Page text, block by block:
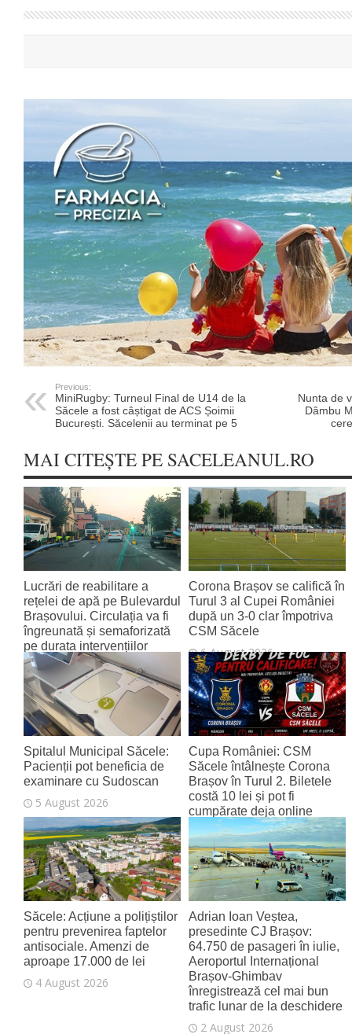
Previous:
MiniRugby: Turneul Final de U14 de la
Săcele a fost câștigat de ACS Șoimii
București. Săcelenii au terminat pe 5
Nunta de
Dâmbu
MAI CITEȘTE PE SACELEANUL.RO
Lucrări de reabilitare a
rețelei de apă pe Bulevardul
Brașovului. Circulația va fi
îngreunată și semaforizată
pe durata intervențiilor
6 August 2026
Corona Brașov se califică în
Turul 3 al Cupei României
după un 3-0 clar împotriva
CSM Săcele
6 August 2026
Spitalul Municipal Săcele:
Pacienții pot beneficia de
examinare cu Sudoscan
5 August 2026
Cupa României: CSM
Săcele întâlnește Corona
Brașov în Turul 2. Biletele
costă 10 lei și pot fi
cumpărate deja online
4 August 2026
Săcele: Acțiune a polițiștilor
pentru prevenirea faptelor
antisociale. Amenzi de
aproape 17.000 de lei
4 August 2026
Adrian Ioan Veștea,
presedinte CJ Brașov:
64.750 de pasageri în iulie,
Aeroportul Internațional
Brașov‑Ghimbav
înregistrează cel mai bun
trafic lunar de la deschidere
2 August 2026